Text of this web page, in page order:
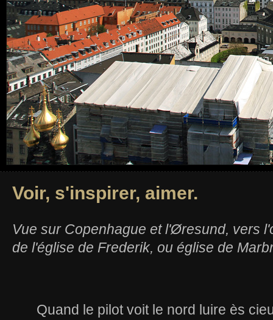
Voir, s'inspirer, aimer.
Vue sur Copenhague et l'Øresund, vers
de l'église de Frederik, ou église de
Quand le pilot voit le nord luire ès